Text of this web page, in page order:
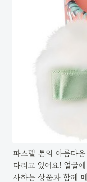
파스텔 톤의 아름다운
다리고 있어요! 얼굴
사하는 상품과 함께